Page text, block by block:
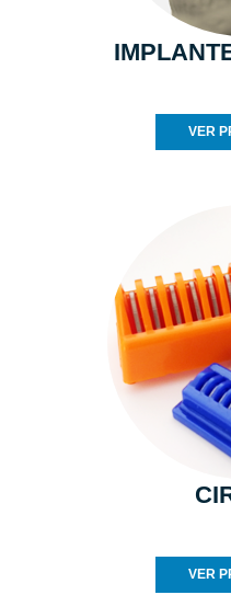
VER
VER